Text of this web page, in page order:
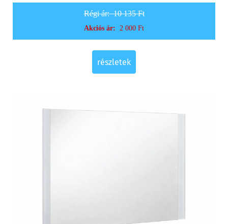
Régi ár:10 135 Ft
Akciós ár: 2 000 Ft
részletek